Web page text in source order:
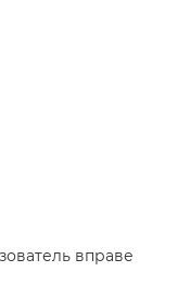
вправе